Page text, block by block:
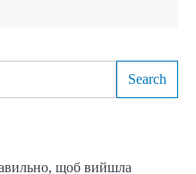
Search
щоб вийшла